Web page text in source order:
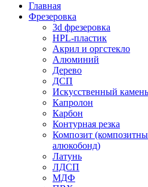
Главная
Фрезеровка
3d фрезеровка
HPL-пластик
Акрил и оргстекло
Алюминий
Дерево
ДСП
Искусственный
Капролон
Карбон
Контурная резка
Композит
алюкобонд)
Латунь
ЛДСП
МДФ